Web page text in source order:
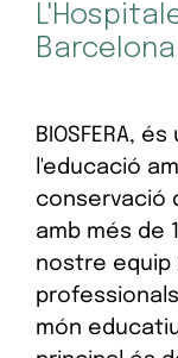
Barcelona
BIOSFERA,
l'educació
conservació
amb més de
nostre
món